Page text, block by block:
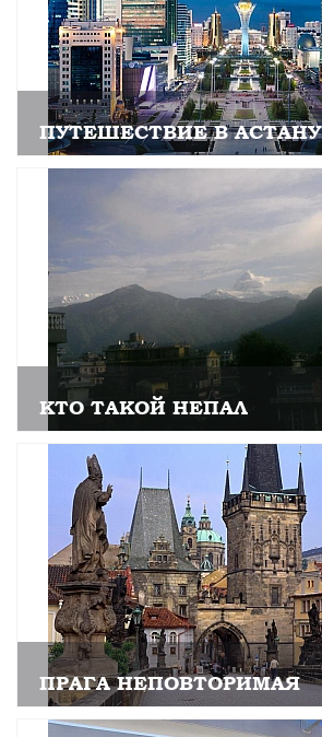
ПУТЕШЕСТВИЕ В АСТАНУ
КТО ТАКОЙ НЕПАЛ
ПРАГА НЕПОВТОРИМАЯ